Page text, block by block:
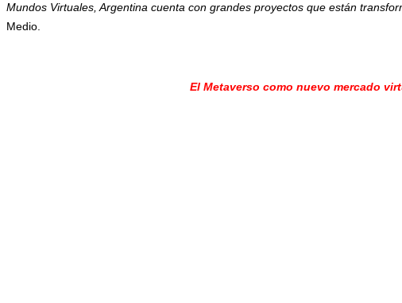
Mundos Virtuales, Argentina cuenta con grandes proyectos que están
Medio.
El Metaverso como nuevo mercado